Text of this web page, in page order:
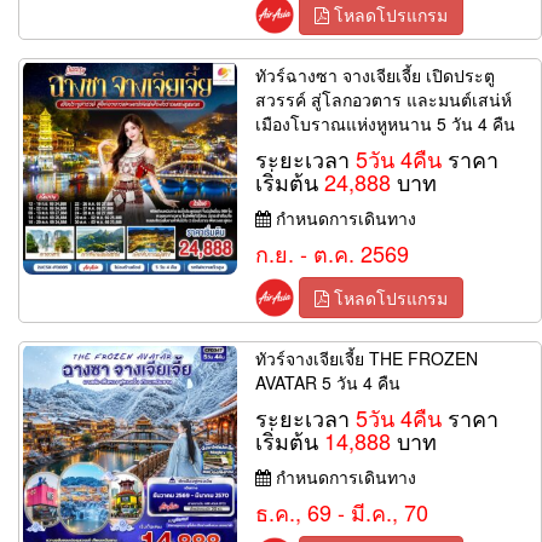
โหลดโปรแกรม
ทัวร์ฉางซา จางเจียเจี้ย เปิดประตู
สวรรค์ สู่โลกอวตาร และมนต์เสน่ห์
เมืองโบราณแห่งหูหนาน 5 วัน 4 คืน
ระยะเวลา5วัน 4คืน ราคา
เริ่มต้น24,888บาท
กำหนดการเดินทาง
ก.ย. - ต.ค. 2569
โหลดโปรแกรม
ทัวร์จางเจียเจี้ย THE FROZEN
AVATAR 5 วัน 4 คืน
ระยะเวลา5วัน 4คืน ราคา
เริ่มต้น 14,888บาท
กำหนดการเดินทาง
ธ.ค., 69 - มี.ค., 70